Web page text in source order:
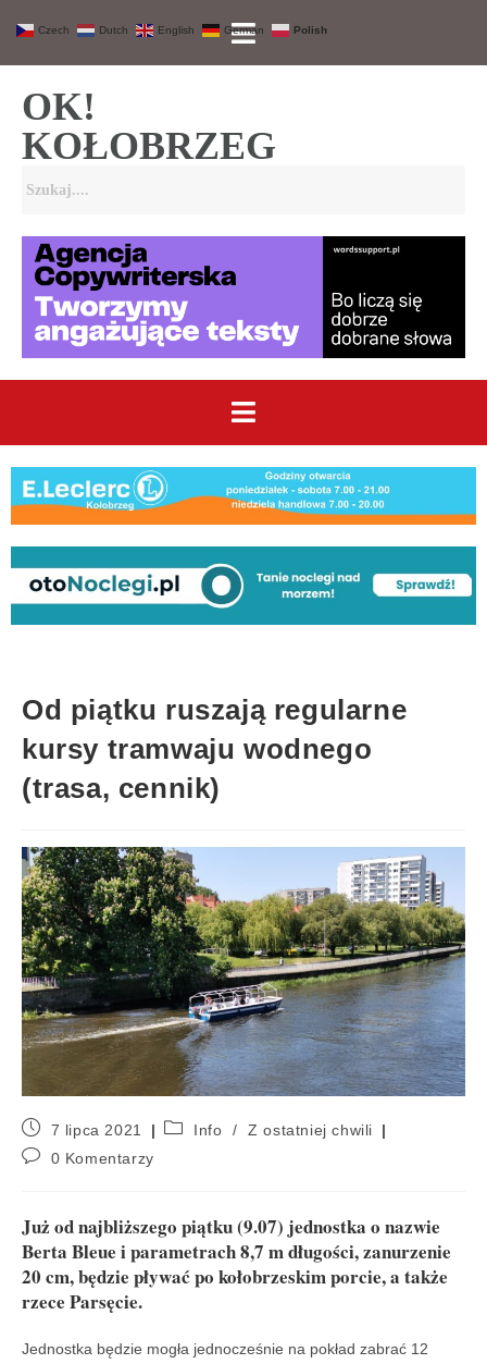
OK!
KOŁOBRZEG
Od piątku ruszają regularne
kursy tramwaju wodnego
(trasa, cennik)
7 lipca 2021 Info /
Z ostatniej chwili
0 Komentarzy
Już od najbliższego piątku (9.07) jednostka o nazwie
Berta Bleue i parametrach 8,7 m długości, zanurzenie
20 cm, będzie pływać po kołobrzeskim porcie, a także
rzece Parsęcie.
Jednostka będzie mogła jednocześnie na pokład zabrać 12
Czech Dutch English German Polish